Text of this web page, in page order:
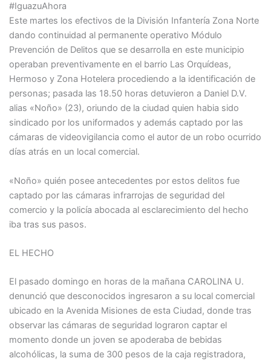
#IguazuAhora
Este martes los efectivos de la División Infantería Zona Norte
dando continuidad al permanente operativo Módulo
Prevención de Delitos que se desarrolla en este municipio
operaban preventivamente en el barrio Las Orquídeas,
Hermoso y Zona Hotelera procediendo a la identificación de
personas; pasada las 18.50 horas detuvieron a Daniel D.V.
alias «Noño» (23), oriundo de la ciudad quien habia sido
sindicado por los uniformados y además captado por las
cámaras de videovigilancia como el autor de un robo ocurrido
días atrás en un local comercial.
«Noño» quién posee antecedentes por estos delitos fue
captado por las cámaras infrarrojas de seguridad del
comercio y la policía abocada al esclarecimiento del hecho
iba tras sus pasos.
EL HECHO
El pasado domingo en horas de la mañana CAROLINA U.
denunció que desconocidos ingresaron a su local comercial
ubicado en la Avenida Misiones de esta Ciudad, donde tras
observar las cámaras de seguridad lograron captar el
momento donde un joven se apoderaba de bebidas
alcohólicas, la suma de 300 pesos de la caja registradora,